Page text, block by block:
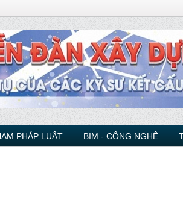
PHÁP LUẬT BIM - CÔNG NGHỆ